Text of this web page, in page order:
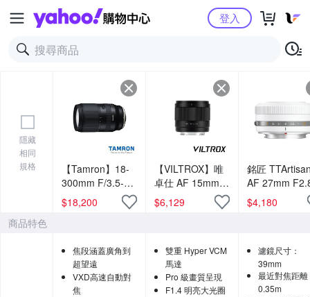
Yahoo購物中心登入
隱藏
相同
規格
【Tamron】18-
300mm F/3.5-
6.3 Di III-A VC
VXD Canon RF-
$18,200
【VILTROX】唯
卓仕 AF 15mm
F1.7 Sony FE /
XF / Nikon Z 接
$6,129
銘匠
AF 27mm
自動對焦鏡頭
量版 公司貨
$4,180
商品特色
焦段涵蓋廣角到
超望遠
VXD高速自動對
焦
雙重 Hyper VCM
馬達
Pro 級畫質呈現
F1.4 明亮大光圈
濾鏡尺寸：
39mm
最近對焦距離
0.35m